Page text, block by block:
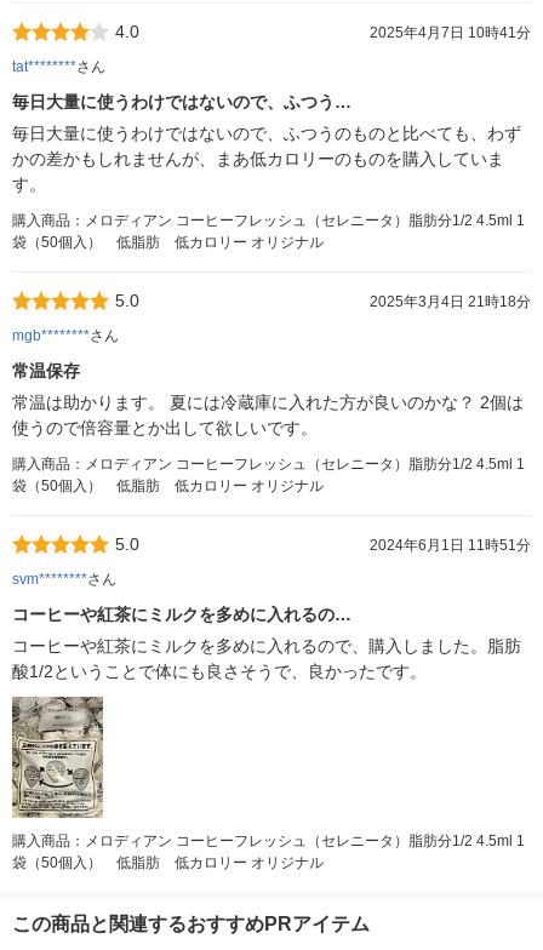
4.0
2025年4月7日 10時41分
tat********さん
毎日大量に使うわけではないので、ふつう…
毎日大量に使うわけではないので、ふつうのものと比べても、わず
かの差かもしれませんが、まあ低カロリーのものを購入していま
す。
購入商品：メロディアン コーヒーフレッシュ（セレニータ）脂肪分1/2 4.5ml 1
袋（50個入） 低脂肪 低カロリー オリジナル
5.0
2025年3月4日 21時18分
mgb********さん
常温保存
常温は助かります。 夏には冷蔵庫に入れた方が良いのかな？ 2個は
使うので倍容量とか出して欲しいです。
購入商品：メロディアン コーヒーフレッシュ（セレニータ）脂肪分1/2 4.5ml 1
袋（50個入） 低脂肪 低カロリー オリジナル
5.0
2024年6月1日 11時51分
svm********さん
コーヒーや紅茶にミルクを多めに入れるの…
コーヒーや紅茶にミルクを多めに入れるので、購入しました。脂肪
酸1/2ということで体にも良さそうで、良かったです。
購入商品：メロディアン コーヒーフレッシュ（セレニータ）脂肪分1/2 4.5ml 1
袋（50個入） 低脂肪 低カロリー オリジナル
この商品と関連するおすすめPRアイテム